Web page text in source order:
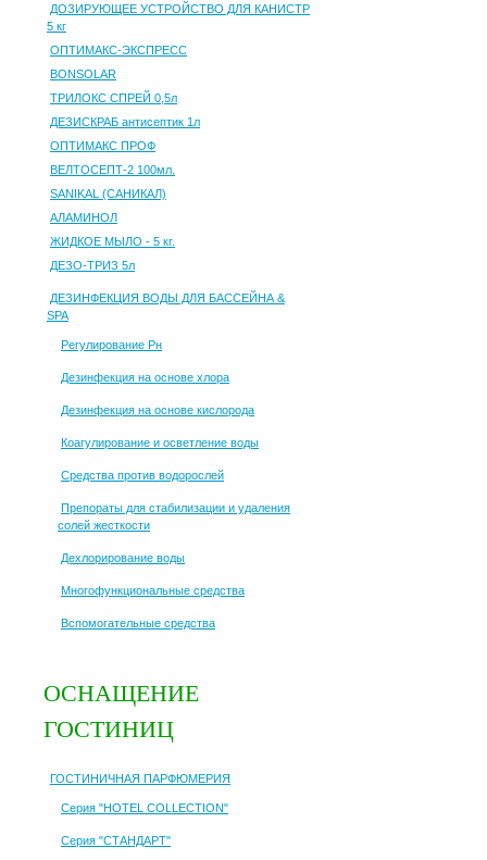
ДОЗИРУЮЩЕЕ УСТРОЙСТВО ДЛЯ КАНИСТР
5 кг
ОПТИМАКС-ЭКСПРЕСС
BONSOLAR
ТРИЛОКС СПРЕЙ 0,5л
ДЕЗИСКРАБ антисептик 1л
ОПТИМАКС ПРОФ
ВЕЛТОСЕПТ-2 100мл.
SANIKAL (САНИКАЛ)
АЛАМИНОЛ
ЖИДКОЕ МЫЛО - 5 кг.
ДЕЗО-ТРИЗ 5л
ДЕЗИНФЕКЦИЯ ВОДЫ ДЛЯ БАССЕЙНА &
SPA
Регулирование Рн
Дезинфекция на основе хлора
Дезинфекция на основе кислорода
Коагулирование и осветление воды
Средства против водорослей
Препораты для стабилизации и удаления
солей жесткости
Дехлорирование воды
Многофункциональные средства
Вспомогательные средства
ОСНАЩЕНИЕ
ГОСТИНИЦ
ГОСТИНИЧНАЯ ПАРФЮМЕРИЯ
Серия "HOTEL COLLECTION"
Серия "СТАНДАРТ"